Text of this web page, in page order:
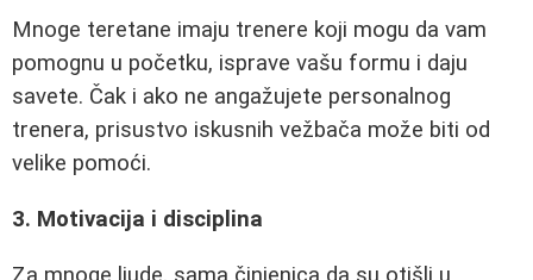
Mnoge teretane imaju trenere koji mogu da vam
pomognu u početku, isprave vašu formu i daju
savete. Čak i ako ne angažujete personalnog
trenera, prisustvo iskusnih vežbača može biti od
velike pomoći.
3. Motivacija i disciplina
Za mnoge ljude, sama činjenica da su otišli u